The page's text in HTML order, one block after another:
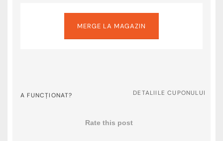
MERGE LA MAGAZIN
A FUNCȚIONAT? DETALIILE CUPONULUI
Rate this post